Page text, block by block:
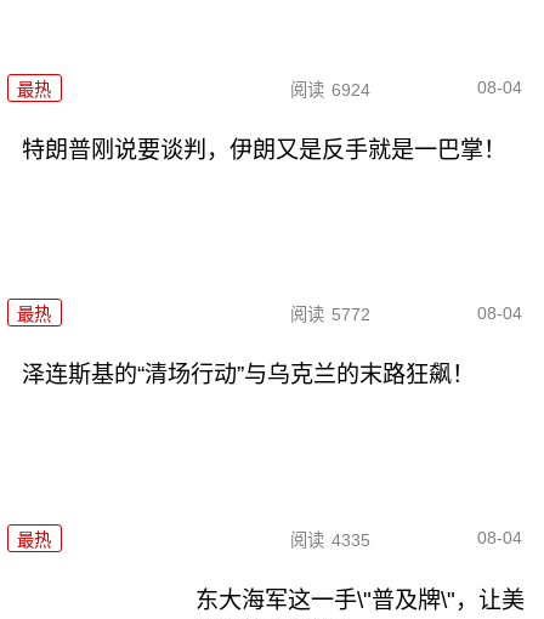
最热 阅读 6924 08-04
特朗普刚说要谈判，伊朗又是反手就是一巴掌！
最热 阅读 5772 08-04
泽连斯基的“清场行动”与乌克兰的末路狂飙！
最热 阅读 4335 08-04
东大海军这一手\"普及牌\"，让美